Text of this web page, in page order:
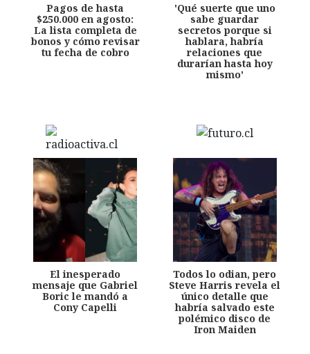
Pagos de hasta
$250.000 en agosto:
La lista completa de
bonos y cómo revisar
tu fecha de cobro
'Qué suerte que uno
sabe guardar
secretos porque si
hablara, habría
relaciones que
durarían hasta hoy
mismo'
El inesperado
mensaje que Gabriel
Boric le mandó a
Cony Capelli
Todos lo odian, pero
Steve Harris revela el
único detalle que
habría salvado este
polémico disco de
Iron Maiden